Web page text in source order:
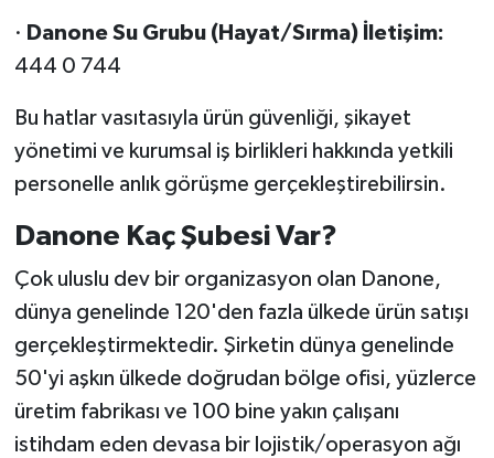
· Danone Su Grubu (Hayat/Sırma) İletişim:
444 0 744
Bu hatlar vasıtasıyla ürün güvenliği, şikayet
yönetimi ve kurumsal iş birlikleri hakkında yetkili
personelle anlık görüşme gerçekleştirebilirsin.
Danone Kaç Şubesi Var?
Çok uluslu dev bir organizasyon olan Danone,
dünya genelinde 120'den fazla ülkede ürün satışı
gerçekleştirmektedir. Şirketin dünya genelinde
50'yi aşkın ülkede doğrudan bölge ofisi, yüzlerce
üretim fabrikası ve 100 bine yakın çalışanı
istihdam eden devasa bir lojistik/operasyon ağı